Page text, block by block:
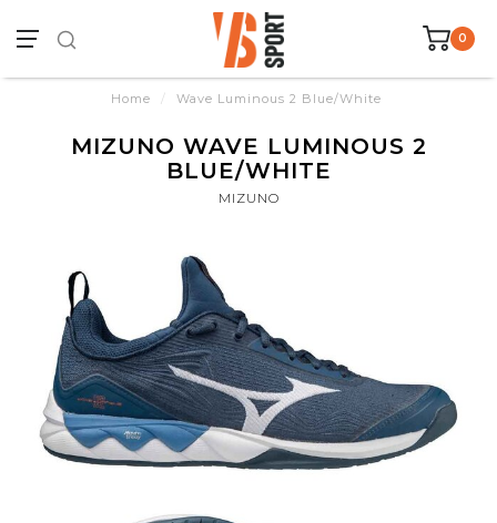
0
Home / Wave Luminous 2 Blue/White
MIZUNO WAVE LUMINOUS 2
BLUE/WHITE
MIZUNO